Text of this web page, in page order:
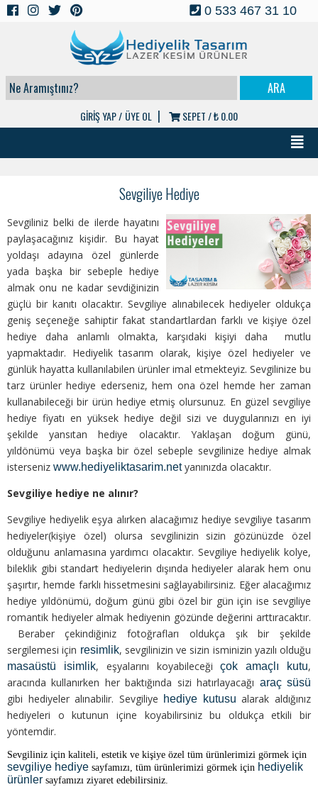
0 533 467 31 10
GİRİŞ YAP / ÜYE OL | SEPET /₺ 0.00
Sevgiliye Hediye
Sevgiliniz belki de ilerde hayatını
paylaşacağınız kişidir. Bu hayat
yoldaşı adayına özel günlerde
yada başka bir sebeple hediye
almak onu ne kadar sevdiğinizin
güçlü bir kanıtı olacaktır. Sevgiliye alınabilecek hediyeler oldukça
geniş seçeneğe sahiptir fakat standartlardan farklı ve kişiye özel
hediye daha anlamlı olmakta, karşıdaki kişiyi daha mutlu
yapmaktadır. Hediyelik tasarım olarak, kişiye özel hediyeler ve
günlük hayatta kullanılabilen ürünler imal etmekteyiz. Sevgilinize bu
tarz ürünler hediye ederseniz, hem ona özel hemde her zaman
kullanabileceği bir ürün hediye etmiş olursunuz. En güzel sevgiliye
hediye fiyatı en yüksek hediye değil sizi ve duygularınızı en iyi
şekilde yansıtan hediye olacaktır. Yaklaşan doğum günü,
yıldönümü veya başka bir özel sebeple sevgilinize hediye almak
isterseniz www.hediyeliktasarim.netyanınızda olacaktır.
Sevgiliye hediye ne alınır?
Sevgiliye hediyelik eşya alırken alacağımız hediye sevgiliye tasarım
hediyeler(kişiye özel) olursa sevgilinizin sizin gözünüzde özel
olduğunu anlamasına yardımcı olacaktır. Sevgiliye hediyelik kolye,
bileklik gibi standart hediyelerin dışında hediyeler alarak hem onu
şaşırtır, hemde farklı hissetmesini sağlayabilirsiniz. Eğer alacağımız
hediye yıldönümü, doğum günü gibi özel bir gün için ise sevgiliye
romantik hediyeler almak hediyenin gözünde değerini arttıracaktır.
Beraber çekindiğiniz fotoğrafları oldukça şık bir şekilde
sergilemesi için resimlik, sevgilinizin ve sizin isminizin yazılı olduğu
masaüstü isimlik, eşyalarını koyabileceğiçok amaçlı kutu,
aracında kullanırken her baktığında sizi hatırlayacağı araç süsü
gibi hediyeler alınabilir. Sevgiliye hediye kutusu alarak aldığınız
hediyeleri o kutunun içine koyabilirsiniz bu oldukça etkili bir
yöntemdir.
Sevgiliniz için kaliteli, estetik ve kişiye özel tüm ürünlerimizi görmek için
sevgiliye hediye sayfamızı, tüm ürünlerimizi görmek için hediyelik
ürünler sayfamızı ziyaret edebilirsiniz.